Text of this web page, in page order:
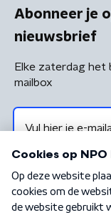
Abonneer je
nieuwsbrief
Elke zaterdag het
mailbox